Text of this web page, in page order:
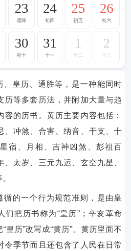
23
霜降
24
初四
25
初五
26
初六
30
初十
31
十一
1
十二
2
十三
、皇历、通胜等，是一种能同时
历等多套历法，并附加大量与趋
的历书。黄历主要内容包括：
、冲煞、合害、纳音、干支、十
宿、月相、吉神凶煞、彭祖百
、太岁、三元九运、玄空九星、
循的一个行为规范准则，是由皇
们把历书称为“皇历”；辛亥革命
皇历”改写成“黄历”。黄历里面不
令季节而且还包含了人民在日常